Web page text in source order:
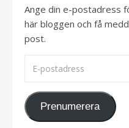
Ange din e-postadress
här bloggen och få
post.
Prenumerera